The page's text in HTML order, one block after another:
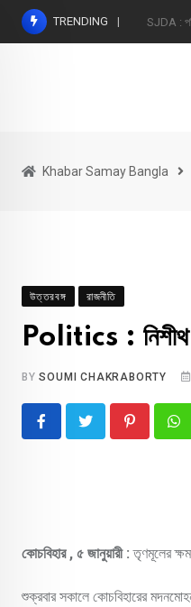
Skip
TRENDING SJDA :
Khabar Samay Bangla
উত্তরবঙ্গ রাজনীতি
Politics : নিশীথ
BYSOUMI CHAKRABORTY
Pinterest
কোচবিহার , ৫ জানুয়ারী :তৃণমূলের
শুক্রবার সকালে কোচবিহারের